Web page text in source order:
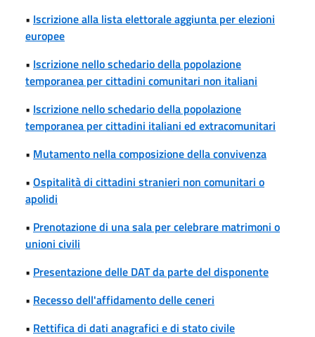
• Iscrizione alla lista elettorale aggiunta per elezioni
europee
• Iscrizione nello schedario della popolazione
temporanea per cittadini comunitari non italiani
• Iscrizione nello schedario della popolazione
temporanea per cittadini italiani ed extracomunitari
• Mutamento nella composizione della convivenza
• Ospitalità di cittadini stranieri non comunitari o
apolidi
• Prenotazione di una sala per celebrare matrimoni o
unioni civili
• Presentazione delle DAT da parte del disponente
• Recesso dell'affidamento delle ceneri
• Rettifica di dati anagrafici e di stato civile